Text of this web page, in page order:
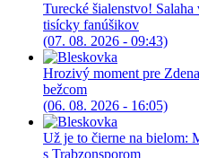
Turecké šialenstvo!
tisícky fanúšikov
(07. 08. 2026 - 09:43)
Hrozivý moment pre
bežcom
(06. 08. 2026 - 16:05)
Už je to čierne na bielom:
s Trabzonsporom